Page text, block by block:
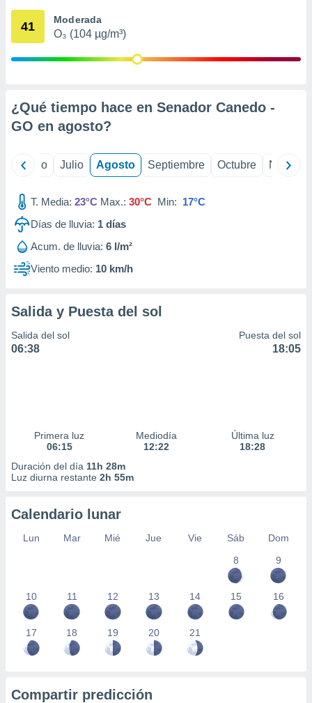
mediante
publicidad
1199
41 Moderada
O₃ (104 µg/m³)
¿Qué tiempo hace en Senador Canedo -
GO en agosto?
Junio Julio Agosto Septiembre Octubre
T. Media: 23°C Max.: 30°C Min: 17°C
Días de lluvia: 1 días
Acum. de lluvia: 6 l/m²
Viento medio: 10 km/h
Salida y Puesta del sol
Salida del sol
06:38
Puesta del sol
18:05
Primera luz
06:15
Mediodía
12:22
Última luz
18:28
Duración del día 11h 28m
Luz diurna restante 2h 55m
Calendario lunar
Lun Mar Mié Jue Vie Sáb
Dom
8
9
10 11 12 13 14 15 16
17 18 19 20 21
Compartir predicción